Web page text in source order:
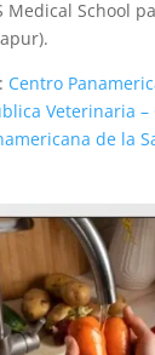
Medical School
Centro
Veterinaria –
de la